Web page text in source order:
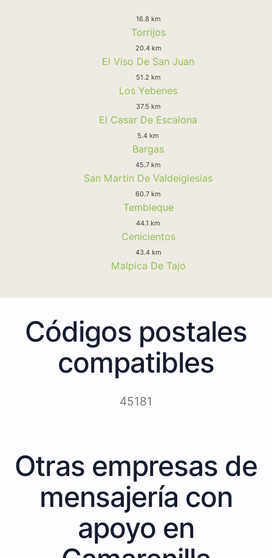
16.8 km
Torrijos
20.4 km
El Viso De San Juan
51.2 km
Los Yebenes
37.5 km
El Casar De Escalona
5.4 km
Bargas
45.7 km
San Martin De Valdeiglesias
60.7 km
Tembleque
44.1 km
Cenicientos
43.4 km
Malpica De Tajo
Códigos postales
compatibles
45181
Otras empresas de
mensajería con
apoyo en